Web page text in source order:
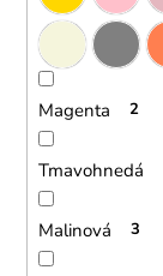
Magenta 2
Tmavohnedá
Malinová 3
m